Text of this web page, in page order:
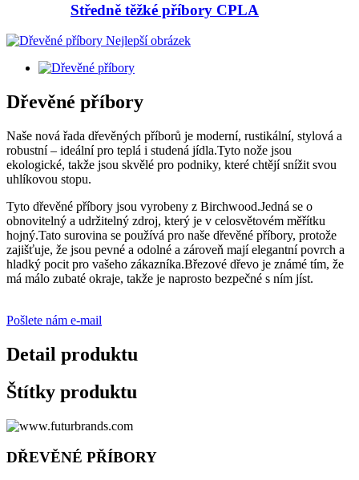
Středně těžké příbory CPLA
Dřevěné příbory
Naše nová řada dřevěných příborů je moderní, rustikální, stylová a
robustní – ideální pro teplá i studená jídla.Tyto nože jsou
ekologické, takže jsou skvělé pro podniky, které chtějí snížit svou
uhlíkovou stopu.
Tyto dřevěné příbory jsou vyrobeny z Birchwood.Jedná se o
obnovitelný a udržitelný zdroj, který je v celosvětovém měřítku
hojný.Tato surovina se používá pro naše dřevěné příbory, protože
zajišťuje, že jsou pevné a odolné a zároveň mají elegantní povrch a
hladký pocit pro vašeho zákazníka.Březové dřevo je známé tím, že
má málo zubaté okraje, takže je naprosto bezpečné s ním jíst.
Pošlete nám e-mail
Detail produktu
Štítky produktu
DŘEVĚNÉ PŘÍBORY